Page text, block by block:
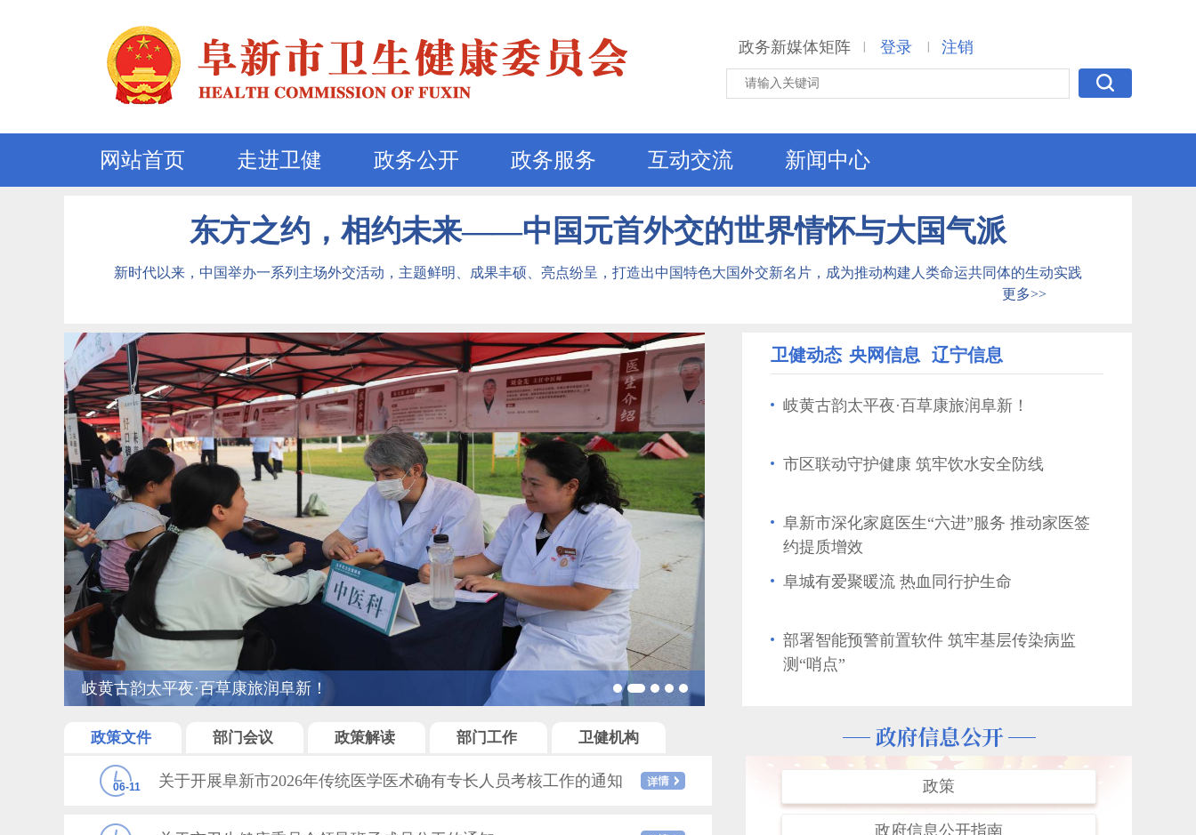
政务新媒体矩阵 登录 注销
网站首页 走进卫健 政务公开 政务服务 互动交流 新闻中心
东方之约，相约未来——中国元首外交的世界情怀与大国气派
新时代以来，中国举办一系列主场外交活动，主题鲜明、成果丰硕、亮点纷呈，打造出中国特色大国外交新名片，成为推动构建人类命运共同体的生动实践
更多>>
阜新市中医医院上门护理“一键”到家
卫健动态 央网信息 辽宁信息
岐黄古韵太平夜·百草康旅润阜新！
阜新市深化家庭医生“六进”服务 推动家医签
约提质增效
阜城有爱聚暖流 热血同行护生命
部署智能预警前置软件 筑牢基层传染病监
测“哨点”
实“强基工程”健康基石
优化卫生健康涉企执法服务 构建法治化营商
政策文件 部门会议 政策解读 部门工作 卫健机构
06-11 关于开展阜新市2026年传统医学医术确有专长人员考核工作的通知 政策
政府信息公开指南